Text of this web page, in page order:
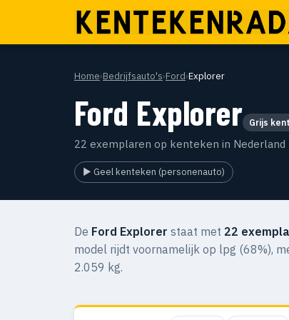
Home›Bedrijfsauto's›Ford›Explorer
Ford Explorer Grijs
22 exemplaren op kenteken in Nederland
▶ Geel kenteken (personenauto)
De Ford Explorer staat met 22
model rijdt voornamelijk op lpg (68%),
2.059 kg.